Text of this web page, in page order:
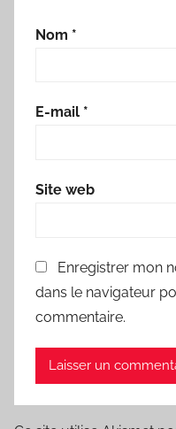
Nom *
E-mail *
Site web
Enregistrer mon
dans le navigateur
commentaire.